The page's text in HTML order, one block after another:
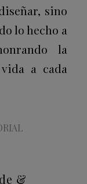
sino
lo hecho a
la
a cada
&